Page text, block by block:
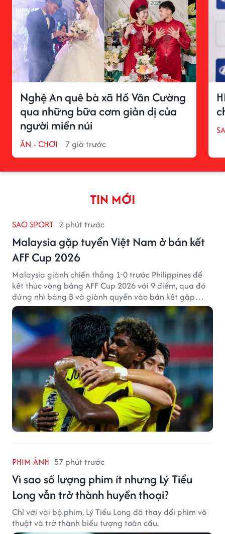
Nghệ An quê bà xã Hồ Văn Cường
qua những bữa cơm giản dị của
người miền núi
ĂN - CHƠI 7 giờ trước
TIN MỚI
SAO SPORT 2 phút trước
Malaysia gặp tuyển Việt Nam ở bán kết
AFF Cup 2026
Malaysia giành chiến thắng 1-0 trước Philippines để
kết thúc vòng bảng AFF Cup 2026 với 9 điểm, qua đó
đứng nhì bảng B và giành quyền vào bán kết gặp
tuyển Việt Nam.
PHIM ẢNH 57 phút trước
Vì sao số lượng phim ít nhưng Lý Tiểu
Long vẫn trở thành huyền thoại?
Chỉ với vài bộ phim, Lý Tiểu Long đã thay đổi phim võ
thuật và trở thành biểu tượng toàn cầu.